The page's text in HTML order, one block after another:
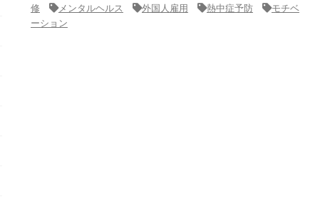
修
メンタルヘルス 外国人雇用 熱中症予防
モチベ
ーション